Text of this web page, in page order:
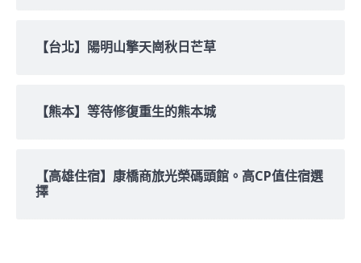
【台北】陽明山擎天崗秋日芒草
【熊本】等待修復重生的熊本城
【高雄住宿】康橋商旅光榮碼頭館。高CP值住宿選
擇